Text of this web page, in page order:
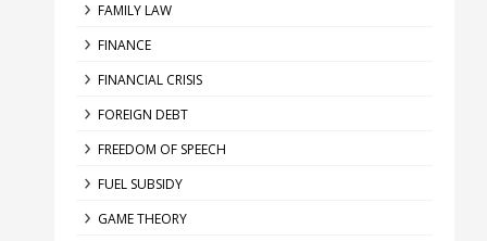
FAMILY LAW
FINANCE
FINANCIAL CRISIS
FOREIGN DEBT
FREEDOM OF SPEECH
FUEL SUBSIDY
GAME THEORY